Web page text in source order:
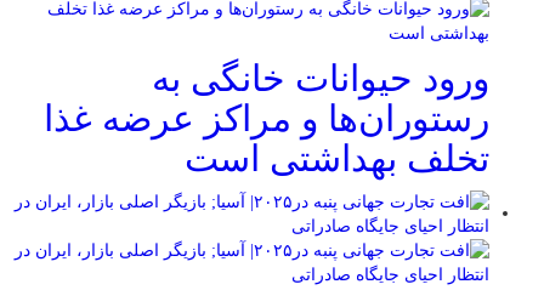
ورود حیوانات خانگی به
رستوران‌ها و مراکز عرضه غذا
تخلف بهداشتی است